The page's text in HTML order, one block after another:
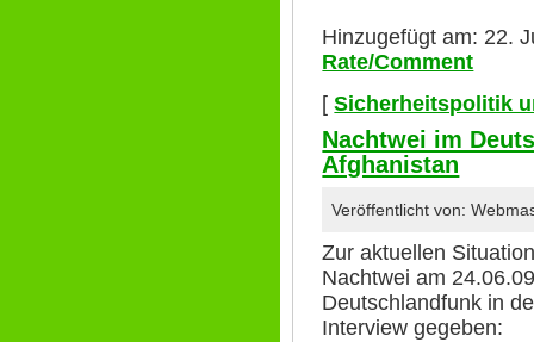
Hinzugefügt am: 22.
Rate/Comment
[Sicherheitspolitik
Nachtwei im
Afghanistan
Veröffentlicht von:
Zur aktuellen
Nachtwei am
Deutschlandfunk in
Interview gegeben: